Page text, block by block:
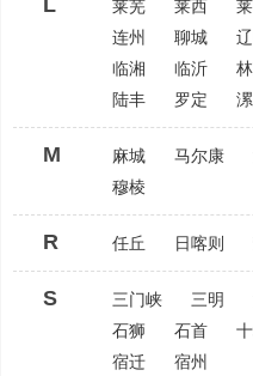
L 莱芜 莱西
连州
聊城
临湘
临沂
陆丰
罗定
M 麻城 马尔康
穆棱
R 任丘 日喀则
S 三门峡 三明
石狮
石首
宿迁
宿州